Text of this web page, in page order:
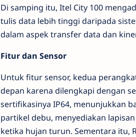
Di samping itu, Itel City 100
tulis data lebih tinggi daripada
dalam aspek transfer data dan
Fitur dan Sensor
Untuk fitur sensor, kedua
depan karena dilengkapi dengan
sertifikasinya IP64, menunjukkan
partikel debu, menyediakan
ketika hujan turun. Sementara itu,